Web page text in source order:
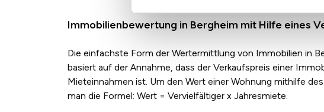
Immobilienbewertung in Bergheim mit Hilfe eines
Die einfachste Form der Wertermittlung von Immobilien in
basiert auf der Annahme, dass der Verkaufspreis einer
Mieteinnahmen ist. Um den Wert einer Wohnung mithilfe
man die Formel: Wert = Vervielfältiger x Jahresmiete.